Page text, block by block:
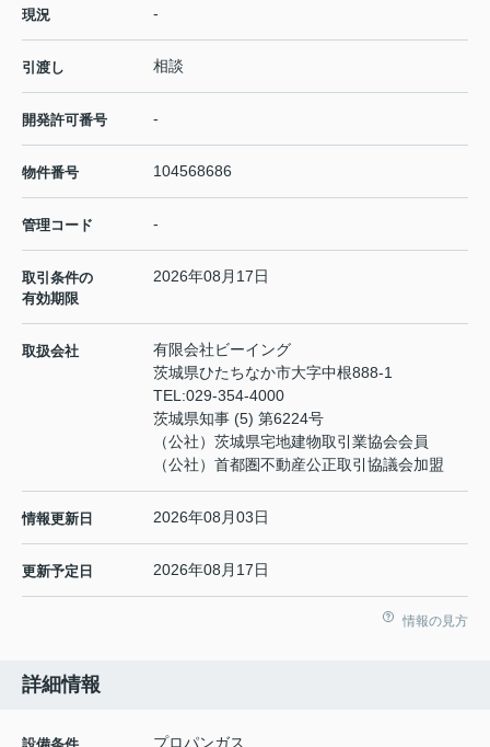
現況 -
引渡し 相談
開発許可番号 -
物件番号 104568686
管理コード -
取引条件の
有効期限
2026年08月17日
取扱会社
有限会社ビーイング
茨城県ひたちなか市大字中根888-1
TEL:029-354-4000
茨城県知事 (5) 第6224号
（公社）茨城県宅地建物取引業協会会員
（公社）首都圏不動産公正取引協議会加盟
情報更新日 2026年08月03日
更新予定日 2026年08月17日
情報の見方
詳細情報
プロパンガス